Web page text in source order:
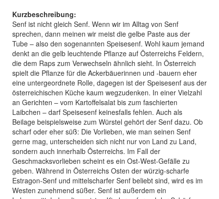
Kurzbeschreibung:
Senf ist nicht gleich Senf. Wenn wir im Alltag von Senf
sprechen, dann meinen wir meist die gelbe Paste aus der
Tube – also den sogenannten Speisesenf. Wohl kaum jemand
denkt an die gelb leuchtende Pflanze auf Österreichs Feldern,
die dem Raps zum Verwechseln ähnlich sieht. In Österreich
spielt die Pflanze für die Ackerbäuerinnen und -bauern eher
eine untergeordnete Rolle, dagegen ist der Speisesenf aus der
österreichischen Küche kaum wegzudenken. In einer Vielzahl
an Gerichten – vom Kartoffelsalat bis zum faschierten
Laibchen – darf Speisesenf keinesfalls fehlen. Auch als
Beilage beispielsweise zum Würstel gehört der Senf dazu. Ob
scharf oder eher süß: Die Vorlieben, wie man seinen Senf
gerne mag, unterscheiden sich nicht nur von Land zu Land,
sondern auch innerhalb Österreichs. Im Fall der
Geschmacksvorlieben scheint es ein Ost-West-Gefälle zu
geben. Während in Österreichs Osten der würzig-scharfe
Estragon-Senf und mittelscharfer Senf beliebt sind, wird es im
Westen zunehmend süßer. Senf ist außerdem ein